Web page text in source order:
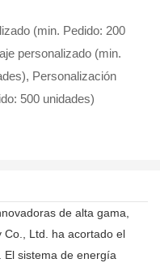
(min. Pedido: 200
personalizado (min.
Personalización
500 unidades)
de alta gama,
Co., Ltd. ha acortado el
sistema de energía